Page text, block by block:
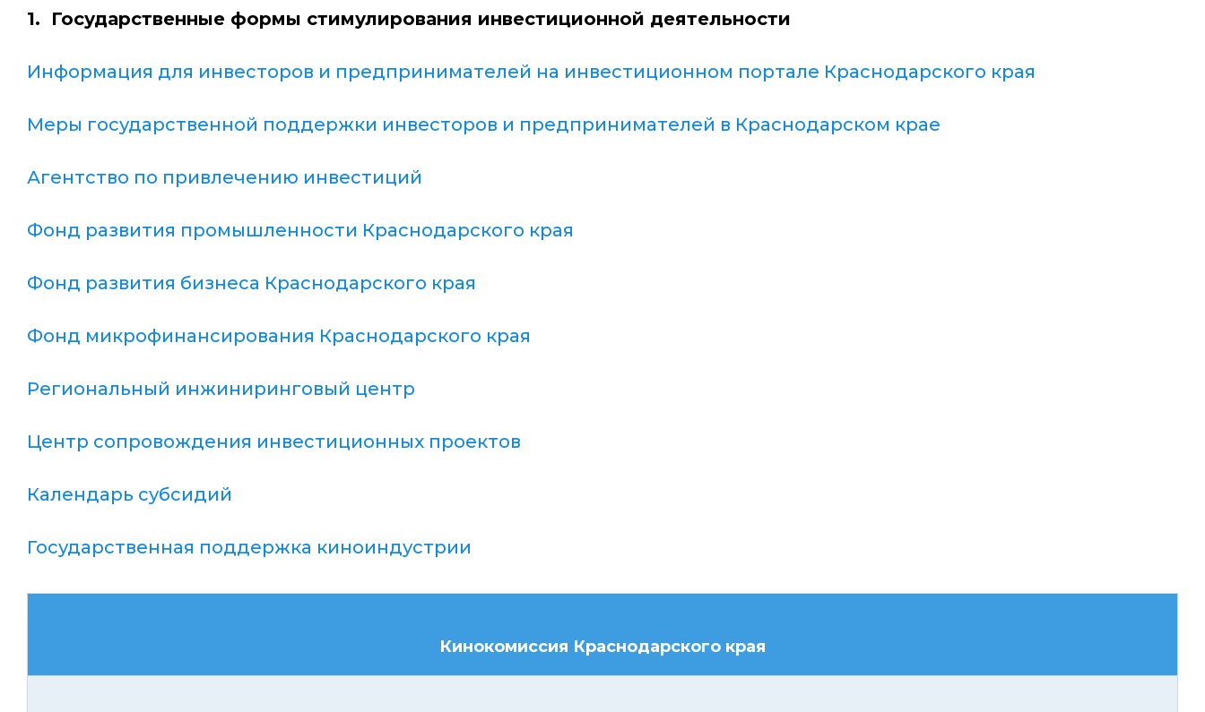
1. Государственные формы стимулирования инвестиционной деятельности
Информация для инвесторов и предпринимателей на инвестиционном портале Краснодарского края
Меры государственной поддержки инвесторов и предпринимателей в Краснодарском крае
Агентство по привлечению инвестиций
Фонд развития промышленности Краснодарского края
Фонд развития бизнеса Краснодарского края
Фонд микрофинансирования Краснодарского края
Региональный инжиниринговый центр
Центр сопровождения инвестиционных проектов
Календарь субсидий
Государственная поддержка киноиндустрии
Кинокомиссия Краснодарского края